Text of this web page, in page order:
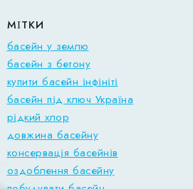
МІТКИ
басейн у землю
басейн з бетону
купити басейн інфініті
басейн під ключ Україна
рідкий хлор
довжина басейну
консервація басейнів
оздоблення басейну